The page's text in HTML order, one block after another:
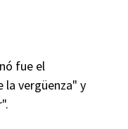
fue el
la vergüenza" y